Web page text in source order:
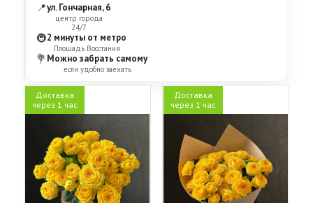
📍ул. Гончарная, 6
центр города
24/7
🚇2 минуты от метро
Площадь Восстания
💐 Можно забрать самому
если удобно заехать
Доставка
через 1 час
Доставка
через 1 час